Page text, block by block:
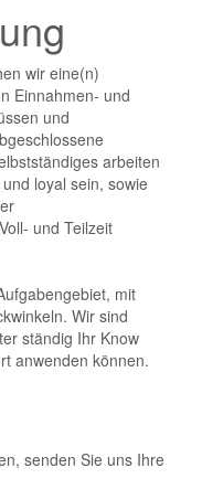
wir eine(n)
Einnahmen- und
und
arbeiten
loyal sein, sowie
und Teilzeit
mit
Wir sind
ständig Ihr Know
anwenden können.
senden Sie uns Ihre